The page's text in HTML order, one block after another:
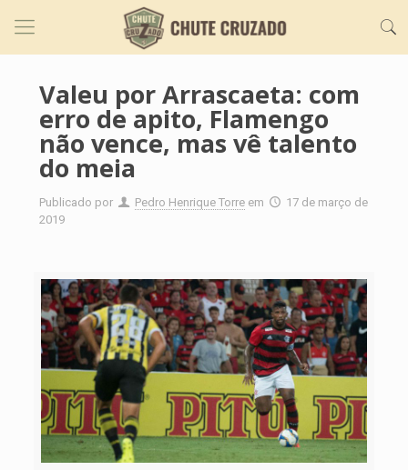
Valeu por Arrascaeta: com
erro de apito, Flamengo
não vence, mas vê talento
do meia
Publicado por Pedro Henrique Torre em
17 de março de
2019